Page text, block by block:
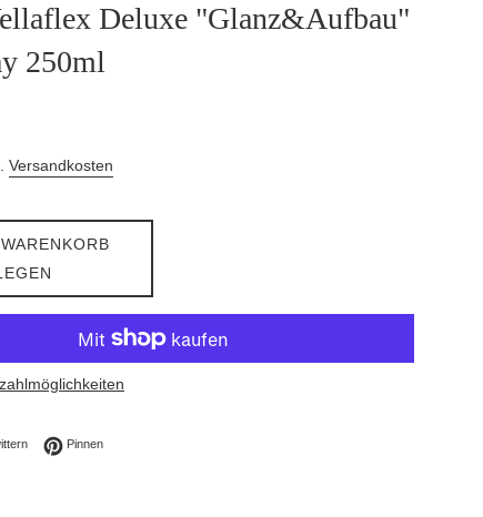
Deluxe "Glanz&Aufbau"
250ml
Versandkosten
teilen
Auf Twitter twittern
PinnenAuf Pinterest pinnen